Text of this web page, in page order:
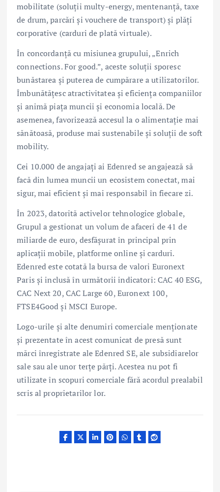
mobilitate (soluții multy-energy, mentenanță, taxe
de drum, parcări și vouchere de transport) și plăți
corporative (carduri de plată virtuale).
În concordanţă cu misiunea grupului, „Enrich
connections. For good.”, aceste soluții sporesc
bunăstarea și puterea de cumpărare a utilizatorilor.
Îmbunătățesc atractivitatea și eficiența companiilor
și animă piața muncii și economia locală. De
asemenea, favorizează accesul la o alimentație mai
sănătoasă, produse mai sustenabile și soluții de soft
mobility.
Cei 10.000 de angajați ai Edenred se angajează să
facă din lumea muncii un ecosistem conectat, mai
sigur, mai eficient și mai responsabil în fiecare zi.
În 2023, datorită activelor tehnologice globale,
Grupul a gestionat un volum de afaceri de 41 de
miliarde de euro, desfășurat în principal prin
aplicații mobile, platforme online și carduri.
Edenred este cotată la bursa de valori Euronext
Paris și inclusă în următorii indicatori: CAC 40 ESG,
CAC Next 20, CAC Large 60, Euronext 100,
FTSE4Good și MSCI Europe.
Logo-urile şi alte denumiri comerciale menționate
şi prezentate în acest comunicat de presă sunt
mărci înregistrate ale Edenred SE, ale subsidiarelor
sale sau ale unor terțe părți. Acestea nu pot fi
utilizate în scopuri comerciale fără acordul prealabil
scris al proprietarilor lor.